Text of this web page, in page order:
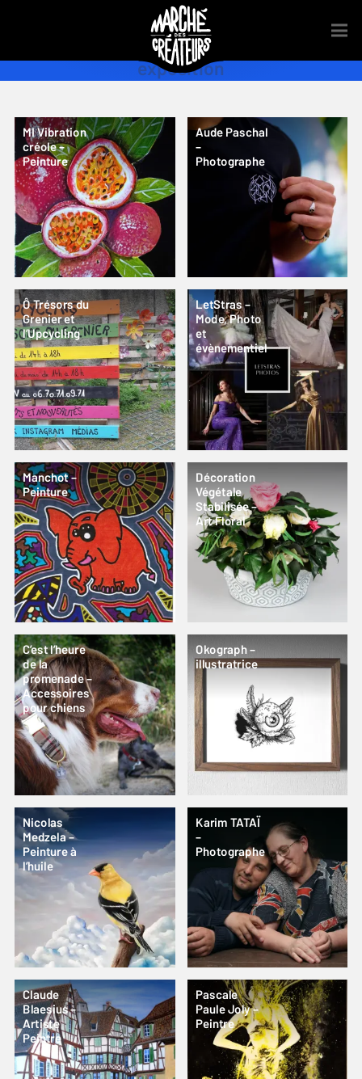
exposition
MI Vibration
créole –
Peinture
Aude Paschal
–
Photographe
Ô Trésors du
Grenier et
l’Upcycling
LetStras –
Mode, Photo
et
évènementiel
Manchot –
Peinture
Décoration
Végétale
Stabilisée –
Art Floral
C’est l’heure
de la
promenade –
Accessoires
pour chiens
Okograph –
illustratrice
Nicolas
Medzela –
Peinture à
l’huile
Karim TATAÏ
–
Photographe
Claude
Blaesius –
Artiste
Peintre
Pascale
Paule Joly –
Peintre